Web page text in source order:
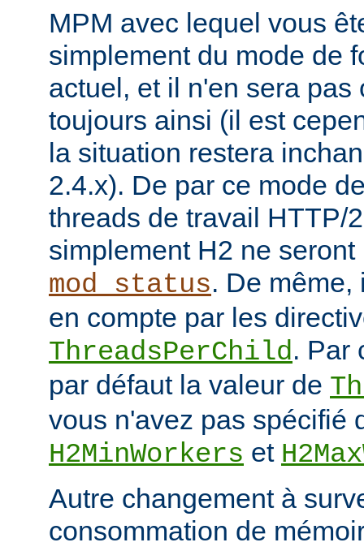
MPM avec lequel vous
simplement du mode de
actuel, et il n'en sera pas
toujours ainsi (il est
la situation restera
2.4.x). De par ce mode
threads de travail HTTP/
simplement H2 ne
mod_status. De même,
en compte par les
ThreadsPerChild. Par
par défaut la valeur de
vous n'avez pas spécifié
H2MinWorkers et
Autre changement à
consommation de